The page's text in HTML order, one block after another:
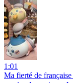
1:01
Ma fierté de